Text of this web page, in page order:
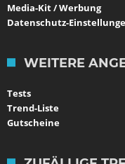
Media-Kit / Werbung
Datenschutz-
WEITERE
Tests
Trend-Liste
Gutscheine